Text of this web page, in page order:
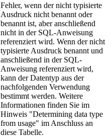
Fehler, wenn der nicht typisierte
Ausdruck nicht benannt oder
benannt ist, aber anschließend
nicht in der SQL-Anweisung
referenziert wird. Wenn der nicht
typisierte Ausdruck benannt und
anschließend in der SQL-
Anweisung referenziert wird,
kann der Datentyp aus der
nachfolgenden Verwendung
bestimmt werden. Weitere
Informationen finden Sie im
Hinweis "Determining data type
from usage" im Anschluss an
diese Tabelle.